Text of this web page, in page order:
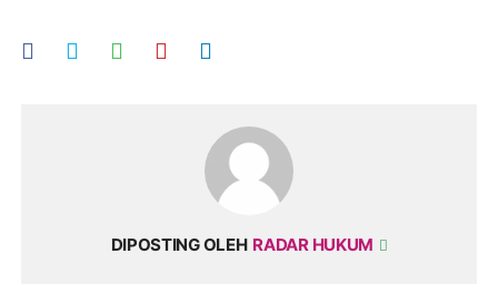
DIPOSTING OLEH RADAR HUKUM